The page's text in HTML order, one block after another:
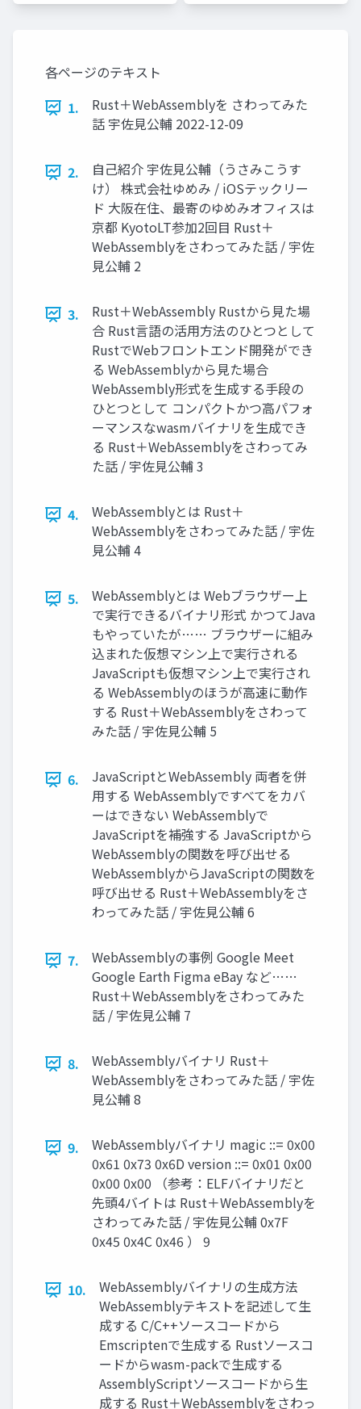
各ページのテキスト
1.
Rust＋WebAssemblyを さわってみた
話 宇佐見公輔 2022-12-09
2.
自己紹介 宇佐見公輔（うさみこうす
け） 株式会社ゆめみ / iOSテックリー
ド 大阪在住、最寄のゆめみオフィスは
京都 KyotoLT参加2回目 Rust＋
WebAssemblyをさわってみた話 / 宇佐
見公輔 2
3.
Rust＋WebAssembly Rustから見た場
合 Rust言語の活用方法のひとつとして
RustでWebフロントエンド開発ができ
る WebAssemblyから見た場合
WebAssembly形式を生成する手段の
ひとつとして コンパクトかつ高パフォ
ーマンスなwasmバイナリを生成でき
る Rust＋WebAssemblyをさわってみ
た話 / 宇佐見公輔 3
4.
WebAssemblyとは Rust＋
WebAssemblyをさわってみた話 / 宇佐
見公輔 4
5.
WebAssemblyとは Webブラウザー上
で実行できるバイナリ形式 かつてJava
もやっていたが…… ブラウザーに組み
込まれた仮想マシン上で実行される
JavaScriptも仮想マシン上で実行され
る WebAssemblyのほうが高速に動作
する Rust＋WebAssemblyをさわって
みた話 / 宇佐見公輔 5
6.
JavaScriptとWebAssembly 両者を併
用する WebAssemblyですべてをカバ
ーはできない WebAssemblyで
JavaScriptを補強する JavaScriptから
WebAssemblyの関数を呼び出せる
WebAssemblyからJavaScriptの関数を
呼び出せる Rust＋WebAssemblyをさ
わってみた話 / 宇佐見公輔 6
7.
WebAssemblyの事例 Google Meet
Google Earth Figma eBay など……
Rust＋WebAssemblyをさわってみた
話 / 宇佐見公輔 7
8.
WebAssemblyバイナリ Rust＋
WebAssemblyをさわってみた話 / 宇佐
見公輔 8
9.
WebAssemblyバイナリ magic ::= 0x00
0x61 0x73 0x6D version ::= 0x01 0x00
0x00 0x00 （参考：ELFバイナリだと
先頭4バイトは Rust＋WebAssemblyを
さわってみた話 / 宇佐見公輔 0x7F
0x45 0x4C 0x46 ） 9
10.
WebAssemblyバイナリの生成方法
WebAssemblyテキストを記述して生
成する C/C++ソースコードから
Emscriptenで生成する Rustソースコ
ードからwasm-packで生成する
AssemblyScriptソースコードから生
成する Rust＋WebAssemblyをさわっ